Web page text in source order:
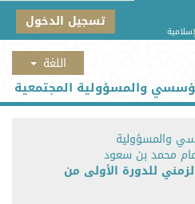
تسجيل الدخول
والمسؤولية المجتمعية
والمسؤولية
محمد بن سعود
للدورة الأولى من